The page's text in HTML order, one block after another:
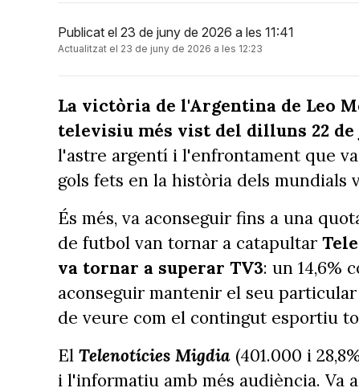
Publicat el 23 de juny de 2026 a les 11:41
Actualitzat el 23 de juny de 2026 a les 12:23
La victòria de l'Argentina de Leo
televisiu més vist del dilluns 22
l'astre argentí i l'enfrontament que
gols fets en la història dels mundials
És més, va aconseguir fins a una
de futbol van tornar a catapultar
va tornar a superar TV3: un 14,6%
aconseguir mantenir el seu
de veure com el contingut esportiu
El Telenotícies Migdia (401.000 i
i l'informatiu amb més audiència. Va